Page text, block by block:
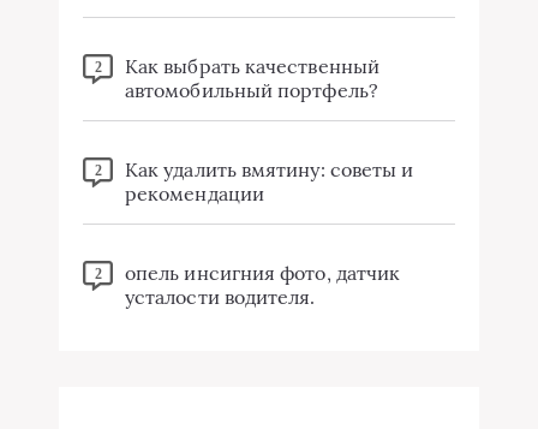
2
Как выбрать качественный
автомобильный портфель?
2
Как удалить вмятину: советы и
рекомендации
2
опель инсигния фото, датчик
усталости водителя.